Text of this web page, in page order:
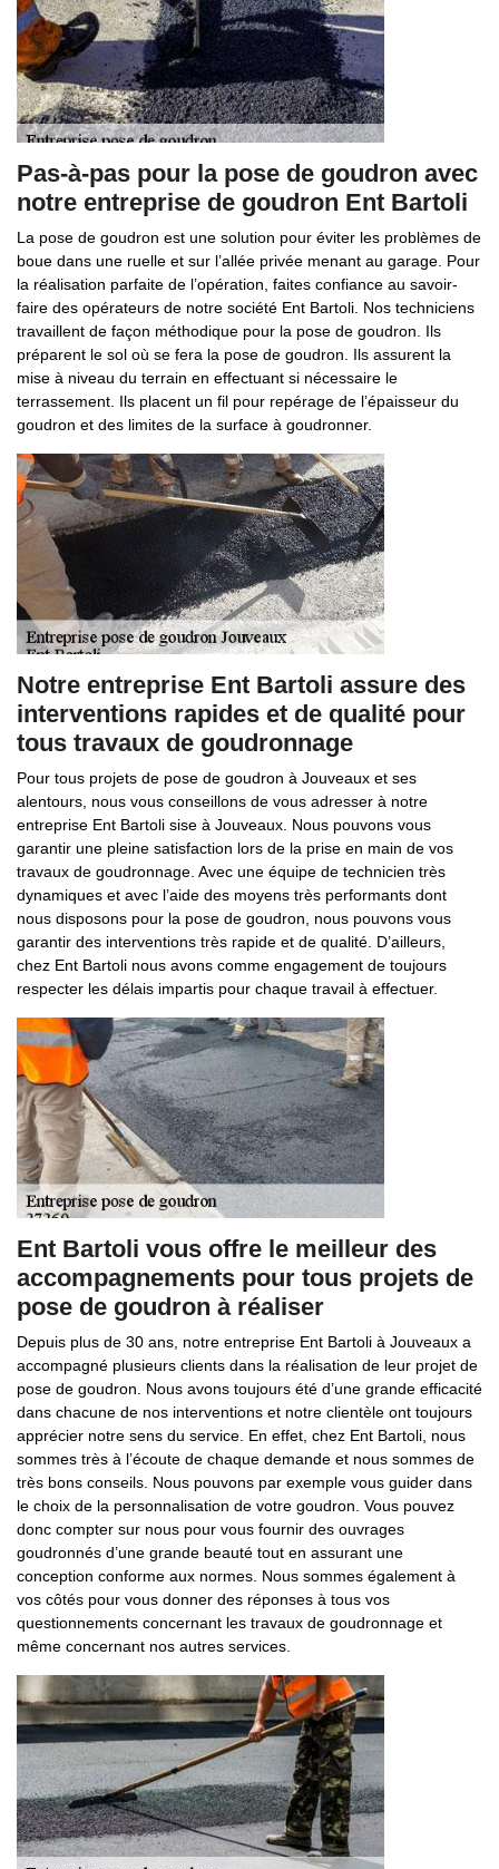
Pas-à-pas pour la pose de goudron avec
notre entreprise de goudron Ent Bartoli
La pose de goudron est une solution pour éviter les problèmes de
boue dans une ruelle et sur l’allée privée menant au garage. Pour
la réalisation parfaite de l’opération, faites confiance au savoir-
faire des opérateurs de notre société Ent Bartoli. Nos techniciens
travaillent de façon méthodique pour la pose de goudron. Ils
préparent le sol où se fera la pose de goudron. Ils assurent la
mise à niveau du terrain en effectuant si nécessaire le
terrassement. Ils placent un fil pour repérage de l’épaisseur du
goudron et des limites de la surface à goudronner.
Notre entreprise Ent Bartoli assure des
interventions rapides et de qualité pour
tous travaux de goudronnage
Pour tous projets de pose de goudron à Jouveaux et ses
alentours, nous vous conseillons de vous adresser à notre
entreprise Ent Bartoli sise à Jouveaux. Nous pouvons vous
garantir une pleine satisfaction lors de la prise en main de vos
travaux de goudronnage. Avec une équipe de technicien très
dynamiques et avec l’aide des moyens très performants dont
nous disposons pour la pose de goudron, nous pouvons vous
garantir des interventions très rapide et de qualité. D’ailleurs,
chez Ent Bartoli nous avons comme engagement de toujours
respecter les délais impartis pour chaque travail à effectuer.
Ent Bartoli vous offre le meilleur des
accompagnements pour tous projets de
pose de goudron à réaliser
Depuis plus de 30 ans, notre entreprise Ent Bartoli à Jouveaux a
accompagné plusieurs clients dans la réalisation de leur projet de
pose de goudron. Nous avons toujours été d’une grande efficacité
dans chacune de nos interventions et notre clientèle ont toujours
apprécier notre sens du service. En effet, chez Ent Bartoli, nous
sommes très à l’écoute de chaque demande et nous sommes de
très bons conseils. Nous pouvons par exemple vous guider dans
le choix de la personnalisation de votre goudron. Vous pouvez
donc compter sur nous pour vous fournir des ouvrages
goudronnés d’une grande beauté tout en assurant une
conception conforme aux normes. Nous sommes également à
vos côtés pour vous donner des réponses à tous vos
questionnements concernant les travaux de goudronnage et
même concernant nos autres services.